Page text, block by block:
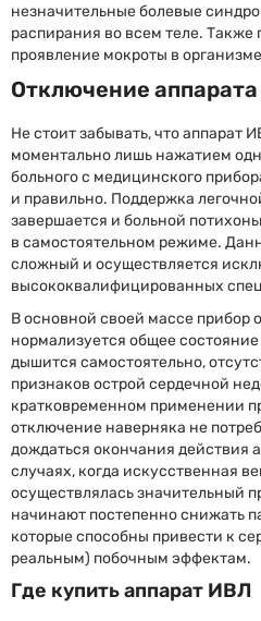
незначительные болевые
распирания во всем теле. Также
проявление мокроты в
Отключение аппарата
Не стоит забывать, что аппарат
моментально лишь нажатием
больного с медицинского
и правильно. Поддержка
завершается и больной
в самостоятельном режиме.
сложный и осуществляется
высококвалифицированных
В основной своей массе прибор
нормализуется общее
дышится самостоятельно,
признаков острой сердечной
кратковременном применении
отключение наверняка не
дождаться окончания действия
случаях, когда искусственная
осуществлялась значительный
начинают постепенно снижать
которые способны привести к
реальным) побочным эффектам.
Где купить аппарат ИВЛ